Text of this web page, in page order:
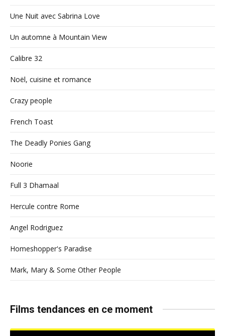
Une Nuit avec Sabrina Love
Un automne à Mountain View
Calibre 32
Noël, cuisine et romance
Crazy people
French Toast
The Deadly Ponies Gang
Noorie
Full 3 Dhamaal
Hercule contre Rome
Angel Rodriguez
Homeshopper's Paradise
Mark, Mary & Some Other People
Films tendances en ce moment